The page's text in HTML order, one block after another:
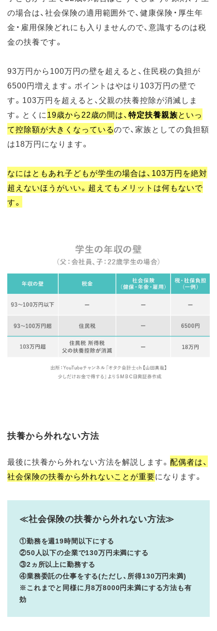
の場合は、社会保険の適用範囲外で、健康保険・厚生年
金・雇用保険どれにも入りませんので、意識するのは税
金の扶養です。
93万円から100万円の壁を超えると、住民税の負担が
6500円増えます。ポイントはやはり103万円の壁で
す。103万円を超えると、父親の扶養控除が消滅しま
す。とくに19歳から22歳の間は、特定扶養親族といっ
て控除額が大きくなっているので、家族としての負担額
は18万円になります。
なにはともあれ子どもが学生の場合は、103万円を絶対
超えないほうがいい。超えてもメリットは何もないで
す。
扶養から外れない方法
最後に扶養から外れない方法を解説します。配偶者は、
社会保険の扶養から外れないことが重要になります。
≪社会保険の扶養から外れない方法≫
①勤務を週19時間以下にする
②50人以下の企業で130万円未満にする
③2ヵ所以上に勤務する
④業務委託の仕事をする(ただし、所得130万円未満)
※これまでと同様に月8万8000円未満にする方法も有
効